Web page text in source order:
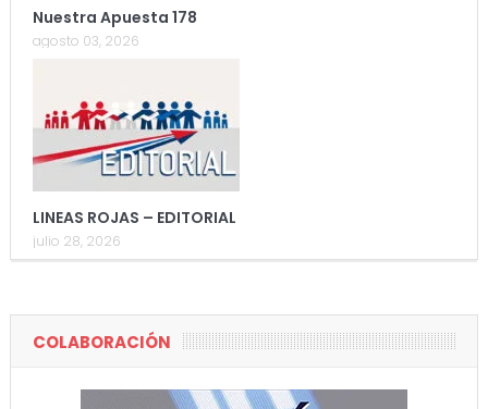
Nuestra Apuesta 178
agosto 03, 2026
LINEAS ROJAS – EDITORIAL
julio 28, 2026
COLABORACIÓN